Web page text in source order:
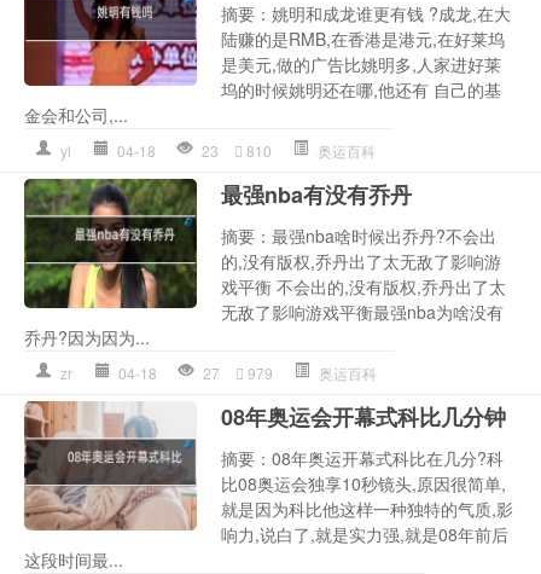
摘要：姚明和成龙谁更有钱 ?成龙,在大
陆赚的是RMB,在香港是港元,在好莱坞
是美元,做的广告比姚明多,人家进好莱
坞的时候姚明还在哪,他还有 自己的基
金会和公司,...
yl 04-18 23 810 奥运百科
最强nba有没有乔丹
摘要：最强nba啥时候出乔丹?不会出
的,没有版权,乔丹出了太无敌了影响游
戏平衡 不会出的,没有版权,乔丹出了太
无敌了影响游戏平衡最强nba为啥没有
乔丹?因为因为...
zr 04-18 27 979 奥运百科
08年奥运会开幕式科比几分钟
摘要：08年奥运开幕式科比在几分?科
比08奥运会独享10秒镜头,原因很简单,
就是因为科比他这样一种独特的气质,影
响力,说白了,就是实力强,就是08年前后
这段时间最...